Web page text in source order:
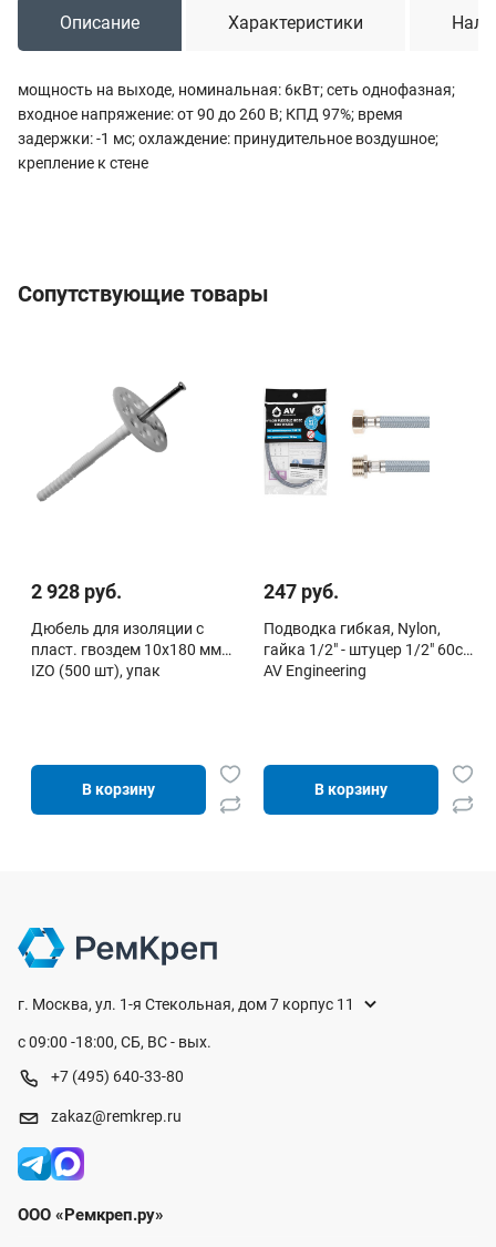
Описание Характеристики
мощность на выходе, номинальная: 6кВт; сеть однофазная;
входное напряжение: от 90 до 260 В; КПД 97%; время
задержки: -1 мс; охлаждение: принудительное воздушное;
крепление к стене
Сопутствующие товары
2 928 руб.
Дюбель для изоляции с
пласт. гвоздем 10х180 мм
IZO (500 шт), упак
В корзину
247 руб.
Подводка гибкая, Nylon,
гайка 1/2" - штуцер 1/2" 60см
AV Engineering
В корзину
г. Москва, ул. 1-я Стекольная, дом 7 корпус 11
с 09:00 -18:00, СБ, ВС - вых.
+7 (495) 640-33-80
zakaz@remkrep.ru
ООО «Ремкреп.ру»